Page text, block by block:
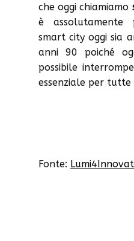
che oggi chiamiamo
è assolutamente
smart city oggi sia
anni 90 poiché
possibile
essenziale per tutte
Fonte: